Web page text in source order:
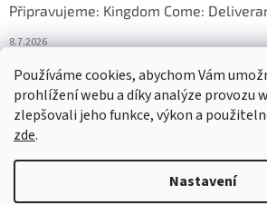
Používáme cookies, abychom Vám
prohlížení webu a díky analýze provozu
zlepšovali jeho funkce, výkon a
zde.
Nastavení
Připravujeme: Kingdom Come:
8.7.2026
Nejlepší deskové hry: výběr, který frčí v
18.6.2026